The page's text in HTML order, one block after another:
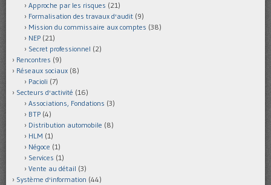
Approche par les risques (21)
Formalisation des travaux d'audit (9)
Mission du commissaire aux comptes (38)
NEP (21)
Secret professionnel (2)
Rencontres (9)
Réseaux sociaux (8)
Pacioli (7)
Secteurs d'activité (16)
Associations, Fondations (3)
BTP (4)
Distribution automobile (8)
HLM (1)
Négoce (1)
Services (1)
Vente au détail (3)
Système d'information (44)